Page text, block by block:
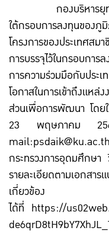
กองบริหารยุทธ
ใต้กรอบการลงทุนข
โครงการของประเทศส
การบรรจุไว้ในกรอบกา
การความร่วมมือกับประ
โอกาสในการเข้าถึงแหล่
ส่วนเพื่อการพัฒนา โดย
23 พฤษภาคม
กระทรวงการอุดมศึกษ
รายละเอียดตามเอกสา
เกี่ยวข้อง
ได้ที่ https://